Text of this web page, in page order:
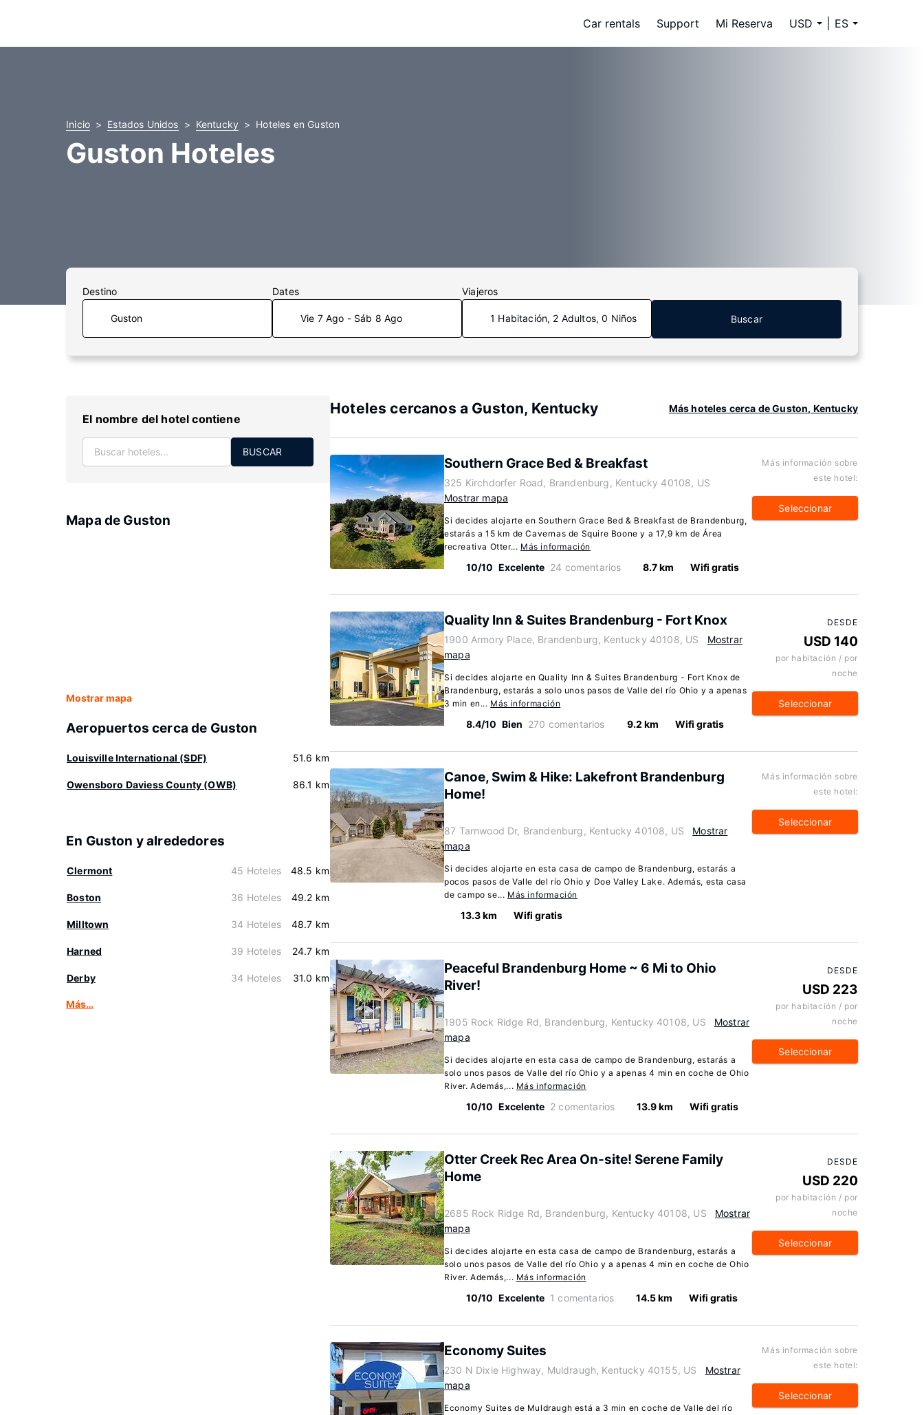
Car rentals Support Mi Reserva USD ES
Inicio Estados Unidos Kentucky Hoteles en Guston
Guston Hoteles
Destino Dates
Vie 7 Ago - Sáb 8 Ago
Viajeros
1 Habitación, 2 Adultos, 0 Niños Buscar
El nombre del hotel contiene
BUSCAR
Mapa de Guston
Mostrar mapa
Aeropuertos cerca de Guston
Louisville International (SDF) 51.6 km
Owensboro Daviess County (OWB) 86.1 km
En Guston y alrededores
Clermont 45 Hoteles 48.5 km
Boston 36 Hoteles 49.2 km
Milltown 34 Hoteles 48.7 km
Harned 39 Hoteles 24.7 km
Derby 34 Hoteles 31.0 km
Más…
Hoteles cercanos a Guston, Kentucky Más hoteles cerca de Guston, Kentucky
Southern Grace Bed & Breakfast
325 Kirchdorfer Road, Brandenburg, Kentucky 40108, US
Mostrar mapa
Si decides alojarte en Southern Grace Bed & Breakfast de Brandenburg,
estarás a 15 km de Cavernas de Squire Boone y a 17,9 km de Área
recreativa Otter... Más información
10/10 Excelente 24 comentarios 8.7 km Wifi gratis
Más información sobre
este hotel:
Seleccionar
Quality Inn & Suites Brandenburg - Fort Knox
1900 Armory Place, Brandenburg, Kentucky 40108, US
Mostrar
mapa
Si decides alojarte en Quality Inn & Suites Brandenburg - Fort Knox de
Brandenburg, estarás a solo unos pasos de Valle del río Ohio y a apenas
3 min en... Más información
8.4/10 Bien 270 comentarios 9.2 km Wifi gratis
DESDE
USD 140
por habitación / por
noche
Seleccionar
Canoe, Swim & Hike: Lakefront Brandenburg
Home!
87 Tarnwood Dr, Brandenburg, Kentucky 40108, US
Mostrar
mapa
Si decides alojarte en esta casa de campo de Brandenburg, estarás a
pocos pasos de Valle del río Ohio y Doe Valley Lake. Además, esta casa
de campo se... Más información
13.3 km Wifi gratis
Más información sobre
este hotel:
Seleccionar
Peaceful Brandenburg Home ~ 6 Mi to Ohio
River!
1905 Rock Ridge Rd, Brandenburg, Kentucky 40108, US
Mostrar
mapa
Si decides alojarte en esta casa de campo de Brandenburg, estarás a
solo unos pasos de Valle del río Ohio y a apenas 4 min en coche de Ohio
River. Además,... Más información
10/10 Excelente 2 comentarios 13.9 km Wifi gratis
DESDE
USD 223
por habitación / por
noche
Seleccionar
Otter Creek Rec Area On-site! Serene Family
Home
2685 Rock Ridge Rd, Brandenburg, Kentucky 40108, US
Mostrar
mapa
Si decides alojarte en esta casa de campo de Brandenburg, estarás a
solo unos pasos de Valle del río Ohio y a apenas 4 min en coche de Ohio
River. Además,... Más información
10/10 Excelente 1 comentarios 14.5 km Wifi gratis
DESDE
USD 220
por habitación / por
noche
Seleccionar
Economy Suites
230 N Dixie Highway, Muldraugh, Kentucky 40155, US
Mostrar
mapa
Economy Suites de Muldraugh está a 3 min en coche de Valle del río
Más información sobre
este hotel:
Seleccionar